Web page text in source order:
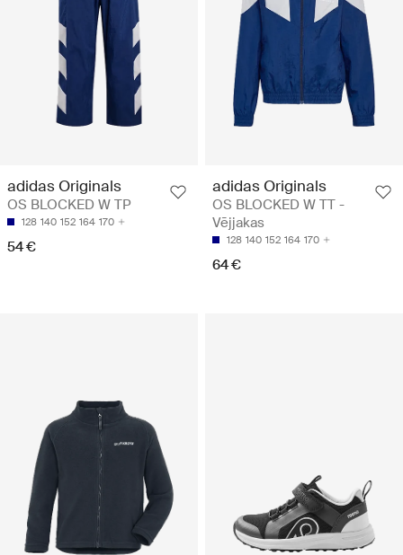
adidas Originals
OS BLOCKED W TP
128 140 152 164 170
54 €
adidas Originals
OS BLOCKED W TT -
Vējjakas
128 140 152 164 170
64 €